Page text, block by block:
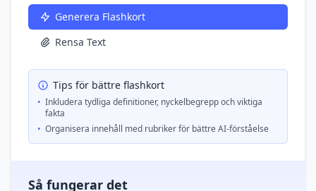
Generera Flashkort
Rensa Text
Tips för bättre flashkort
• Inkludera tydliga definitioner, nyckelbegrepp och viktiga
fakta
• Organisera innehåll med rubriker för bättre AI-förståelse
Så fungerar det